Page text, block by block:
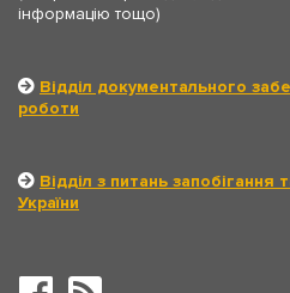
інформацію тощо)
Відділ документального
роботи
Відділ з питань
України